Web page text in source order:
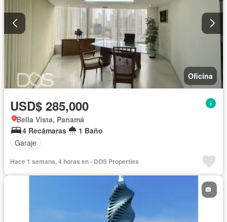
Oficina
USD$ 285,000
Bella Vista, Panamá
4 Recámaras
1 Baño
Garaje
Hace 1 semana, 4 horas en - DOS Properties